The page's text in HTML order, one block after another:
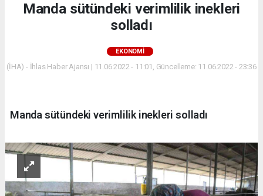
Manda sütündeki verimlilik inekleri
solladı
EKONOMİ
(İHA) - İhlas Haber Ajansı | 11.06.2022 - 11:01, Güncelleme: 11.06.2022 - 23:36
Manda sütündeki verimlilik inekleri solladı